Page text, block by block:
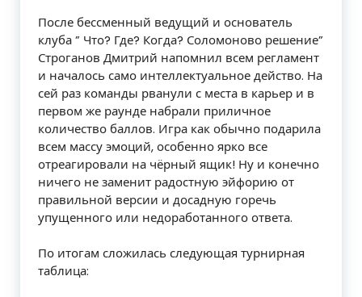
После бессменный ведущий и основатель
клуба ” Что? Где? Когда? Соломоново решение”
Строганов Дмитрий напомнил всем регламент
и началось само интеллектуальное действо. На
сей раз команды рванули с места в карьер и в
первом же раунде набрали приличное
количество баллов. Игра как обычно подарила
всем массу эмоций, особенно ярко все
отреагировали на чёрный ящик! Ну и конечно
ничего не заменит радостную эйфорию от
правильной версии и досадную горечь
упущенного или недоработанного ответа.
По итогам сложилась следующая турнирная
таблица: